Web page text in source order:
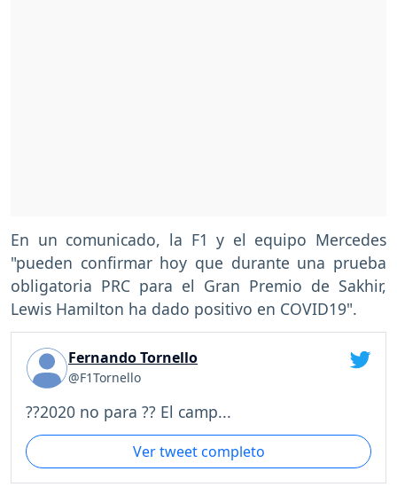
En un comunicado, la F1 y el equipo Mercedes
"pueden confirmar hoy que durante una prueba
obligatoria PRC para el Gran Premio de Sakhir,
Lewis Hamilton ha dado positivo en COVID19".
Fernando Tornello
@F1Tornello
??2020 no para ?? El camp...
Ver tweet completo